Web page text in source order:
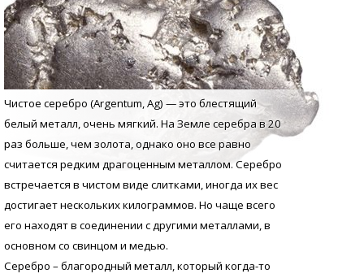
Чистое серебро (Argentum, Аg) — это блестящий
белый металл, очень мягкий. На Земле серебра в 20
раз больше, чем золота, однако оно все равно
считается редким драгоценным металлом. Серебро
встречается в чистом виде слитками, иногда их вес
достигает нескольких килограммов. Но чаще всего
его находят в соединении с другими металлами, в
основном со свинцом и медью.
Серебро – благородный металл, который когда-то